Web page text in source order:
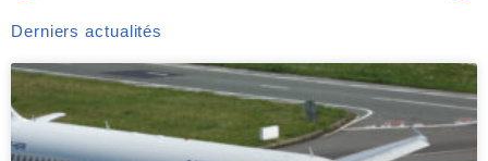
Derniers actualités